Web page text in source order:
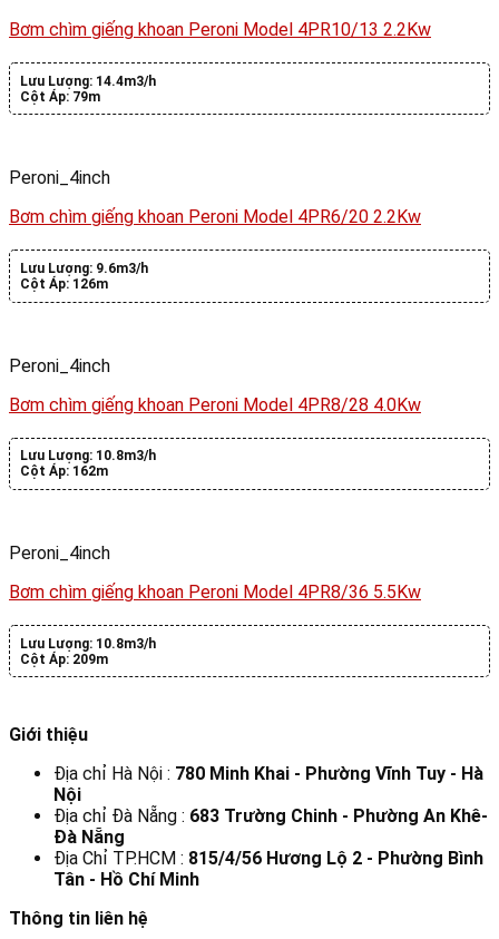
Bơm chìm giếng khoan Peroni Model 4PR10/13 2.2Kw
Lưu Lượng: 14.4m3/h
Cột Áp: 79m
Peroni_4inch
Bơm chìm giếng khoan Peroni Model 4PR6/20 2.2Kw
Lưu Lượng: 9.6m3/h
Cột Áp: 126m
Peroni_4inch
Bơm chìm giếng khoan Peroni Model 4PR8/28 4.0Kw
Lưu Lượng: 10.8m3/h
Cột Áp: 162m
Peroni_4inch
Bơm chìm giếng khoan Peroni Model 4PR8/36 5.5Kw
Lưu Lượng: 10.8m3/h
Cột Áp: 209m
Giới thiệu
Địa chỉ Hà Nội : 780 Minh Khai - Phường Vĩnh Tuy - Hà
Nội
Địa chỉ Đà Nẵng : 683 Trường Chinh - Phường An Khê-
Đà Nẵng
Địa Chỉ TP.HCM : 815/4/56 Hương Lộ 2 - Phường Bình
Tân - Hồ Chí Minh
Thông tin liên hệ